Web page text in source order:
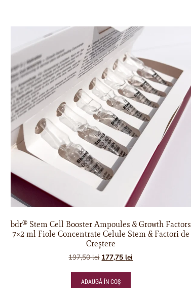
bdr® Stem Cell Booster Ampoules & Growth Factors
7×2 ml Fiole Concentrate Celule Stem & Factori de
Creștere
197,50lei 177,75lei
ADAUGĂ ÎN COȘ